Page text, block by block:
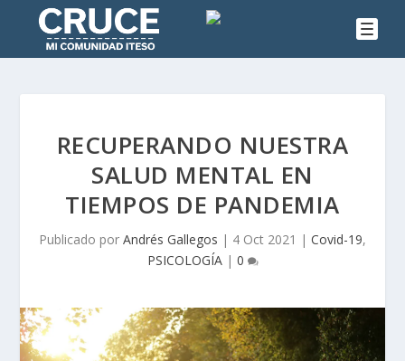
RECUPERANDO NUESTRA
SALUD MENTAL EN
TIEMPOS DE PANDEMIA
Publicado por Andrés Gallegos | 4 Oct 2021 | Covid-19,
PSICOLOGÍA| 0